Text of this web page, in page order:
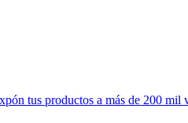
tus productos a más de 200 mil